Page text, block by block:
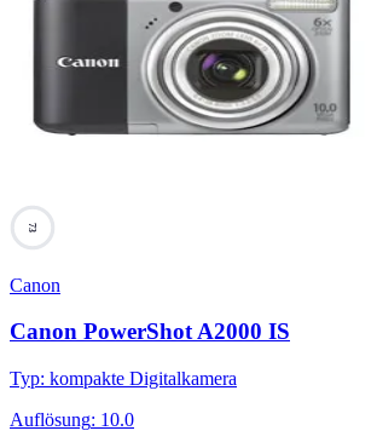
73
Canon
Canon PowerShot A2000 IS
Typ: kompakte Digitalkamera
Auflösung: 10.0